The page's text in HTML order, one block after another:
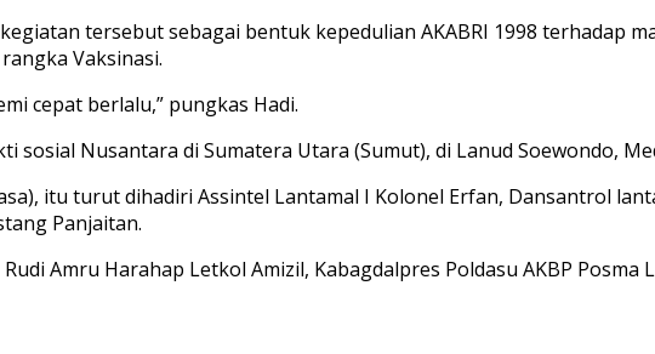
tersebut sebagai bentuk kepedulian AKABRI 1998 terhadap
Vaksinasi.
cepat berlalu,” pungkas Hadi.
sosial Nusantara di Sumatera Utara (Sumut), di Lanud Soewondo,
itu turut dihadiri Assintel Lantamal I Kolonel Erfan, Dansantrol
Panjaitan.
Amru Harahap Letkol Amizil, Kabagdalpres Poldasu AKBP